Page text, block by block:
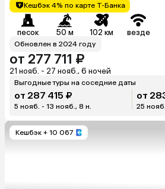
Кешбэк 4% по карте Т-Банка
песок 50 м 102 км везде
Обновлен в 2024 году
от 277 711 ₽
21 нояб. - 27 нояб., 6 ночей
Выгодные туры на соседние даты
от 287 415 ₽
5 нояб. - 13 нояб., 8 н.
от
25
Кешбэк + 10 067